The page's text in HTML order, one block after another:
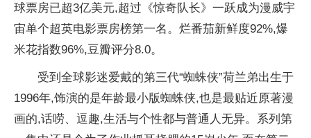
球票房已超3亿美元,超过《惊奇队长》一跃成为漫威宇
宙单个超英电影票房榜第一名。烂番茄新鲜度92%,爆
米花指数96%,豆瓣评分8.0。
受到全球影迷爱戴的第三代“蜘蛛侠”荷兰弟出生于
1996年,饰演的是年龄最小版蜘蛛侠,也是最贴近原著漫
画的,话唠、逗趣,生活与个性都与普通人无异。系列第